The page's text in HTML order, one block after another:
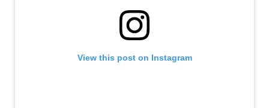
View this post on Instagram